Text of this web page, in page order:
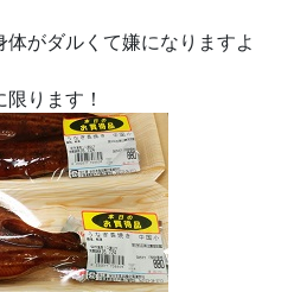
がダルくて嫌になりますよ
ります！